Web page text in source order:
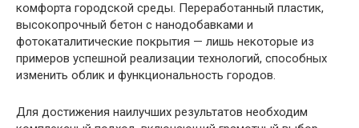
комфорта городской среды. Переработанный пластик,
высокопрочный бетон с нанодобавками и
фотокаталитические покрытия — лишь некоторые из
примеров успешной реализации технологий, способных
изменить облик и функциональность городов.
Для достижения наилучших результатов необходим